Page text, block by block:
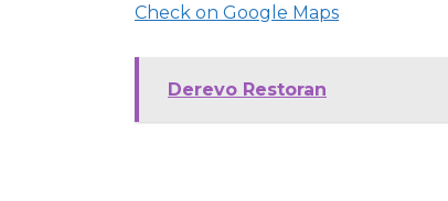
Check on Google Maps
Derevo Restoran